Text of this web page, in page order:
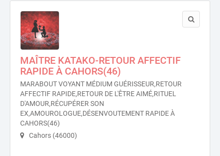
MAÎTRE KATAKO-RETOUR AFFECTIF
RAPIDE À CAHORS(46)
MARABOUT VOYANT MÉDIUM GUÉRISSEUR,RETOUR
AFFECTIF RAPIDE,RETOUR DE L'ÊTRE AIMÉ,RITUEL
D'AMOUR,RÉCUPÉRER SON
EX,AMOUROLOGUE,DÉSENVOUTEMENT RAPIDE À
CAHORS(46)
Cahors (46000)